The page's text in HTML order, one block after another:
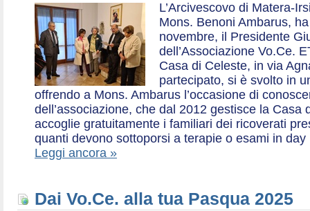
L’Arcivescovo di Matera-
Mons. Benoni Ambarus,
novembre, il Presidente
dell’Associazione Vo.Ce.
Casa di Celeste, in via
partecipato, si è svolto in
offrendo a Mons. Ambarus l’occasione di
dell’associazione, che dal 2012 gestisce la Casa
accoglie gratuitamente i familiari dei ricoverati
quanti devono sottoporsi a terapie o esami in day
Leggi ancora »
Dai Vo.Ce. alla tua Pasqua 2025